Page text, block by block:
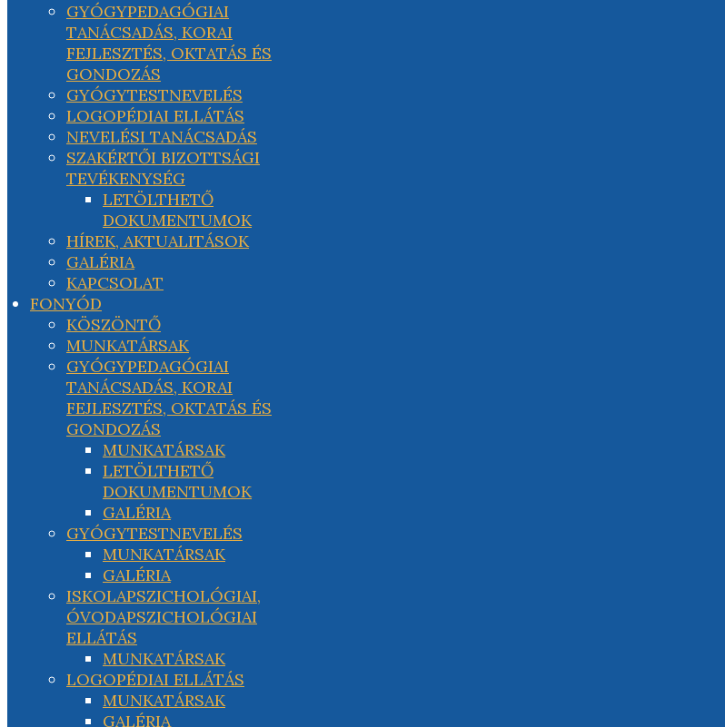
GYÓGYPEDAGÓGIAI
TANÁCSADÁS, KORAI
FEJLESZTÉS, OKTATÁS ÉS
GONDOZÁS
GYÓGYTESTNEVELÉS
LOGOPÉDIAI ELLÁTÁS
NEVELÉSI TANÁCSADÁS
SZAKÉRTŐI BIZOTTSÁGI
TEVÉKENYSÉG
LETÖLTHETŐ
DOKUMENTUMOK
HÍREK, AKTUALITÁSOK
GALÉRIA
KAPCSOLAT
FONYÓD
KÖSZÖNTŐ
MUNKATÁRSAK
GYÓGYPEDAGÓGIAI
TANÁCSADÁS, KORAI
FEJLESZTÉS, OKTATÁS ÉS
GONDOZÁS
MUNKATÁRSAK
LETÖLTHETŐ
DOKUMENTUMOK
GALÉRIA
GYÓGYTESTNEVELÉS
MUNKATÁRSAK
GALÉRIA
ISKOLAPSZICHOLÓGIAI,
ÓVODAPSZICHOLÓGIAI
ELLÁTÁS
MUNKATÁRSAK
LOGOPÉDIAI ELLÁTÁS
MUNKATÁRSAK
GALÉRIA